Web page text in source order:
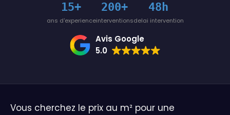
15+
ans d'experience
200+
interventions
48h
delai intervention
Avis Google
5.0
Vous cherchez le prix au m² pour une